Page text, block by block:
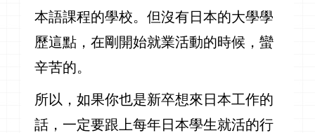
本語課程的學校。但沒有日本的大學學
歷這點，在剛開始就業活動的時候，蠻
辛苦的。
所以，如果你也是新卒想來日本工作的
話，一定要跟上每年日本學生就活的行